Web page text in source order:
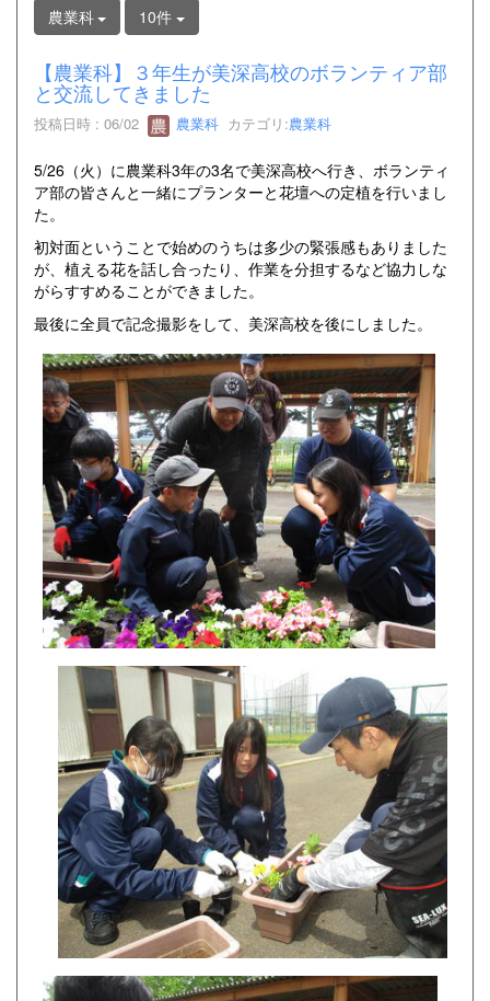
農業科 10件
【農業科】３年生が美深高校のボランティア部
と交流してきました
投稿日時 : 06/02 農業科 カテゴリ:農業科
5/26（火）に農業科3年の3名で美深高校へ行き、ボランティ
ア部の皆さんと一緒にプランターと花壇への定植を行いまし
た。
初対面ということで始めのうちは多少の緊張感もありました
が、植える花を話し合ったり、作業を分担するなど協力しな
がらすすめることができました。
最後に全員で記念撮影をして、美深高校を後にしました。